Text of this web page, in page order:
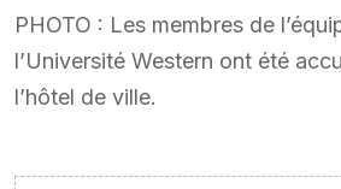
PHOTO : Les membres de
l’Université Western ont été
l’hôtel de ville.